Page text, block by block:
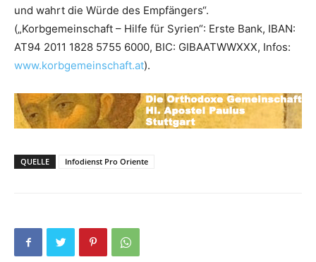
und wahrt die Würde des Empfängers“.
(„Korbgemeinschaft – Hilfe für Syrien“: Erste Bank, IBAN:
AT94 2011 1828 5755 6000, BIC: GIBAATWWXXX, Infos:
www.korbgemeinschaft.at).
QUELLE Infodienst Pro Oriente